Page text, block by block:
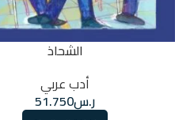
الشحاذ
أدب عربي
ر.س51.750